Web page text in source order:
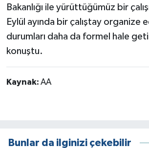
Bakanlığı ile yürüttüğümüz bir
Eylül ayında bir çalıştay organize
durumları daha da formel hale
konuştu.
Kaynak: AA
Bunlar da ilginizi çekebilir